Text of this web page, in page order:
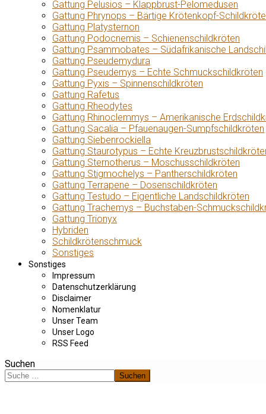
Gattung Pelusios – Klappbrust-Pelomedusen
Gattung Phrynops – Bärtige Krötenkopf-
Gattung Platysternon
Gattung Podocnemis – Schienenschildkröten
Gattung Psammobates – Südafrikanische
Gattung Pseudemydura
Gattung Pseudemys – Echte Schmuckschildkröten
Gattung Pyxis – Spinnenschildkröten
Gattung Rafetus
Gattung Rheodytes
Gattung Rhinoclemmys – Amerikanische
Gattung Sacalia – Pfauenaugen-Sumpfschildkröten
Gattung Siebenrockiella
Gattung Staurotypus – Echte
Gattung Sternotherus – Moschusschildkröten
Gattung Stigmochelys – Pantherschildkröten
Gattung Terrapene – Dosenschildkröten
Gattung Testudo – Eigentliche Landschildkröten
Gattung Trachemys – Buchstaben-
Gattung Trionyx
Hybriden
Schildkrötenschmuck
Sonstiges
Sonstiges
Impressum
Datenschutzerklärung
Disclaimer
Nomenklatur
Unser Team
Unser Logo
RSS Feed
Suchen
Suchen